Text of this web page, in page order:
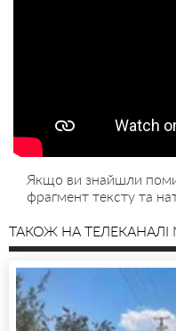
Якщо ви знайшли
фрагмент тексту та
ТАКОЖ НА ТЕЛЕКАНАЛІ